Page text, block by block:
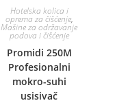
Hotelska kolica i
oprema za čišćenje,
Mašine za održavanje
podova i čišćenje
Promidi 250M
Profesionalni
mokro-suhi
usisivač